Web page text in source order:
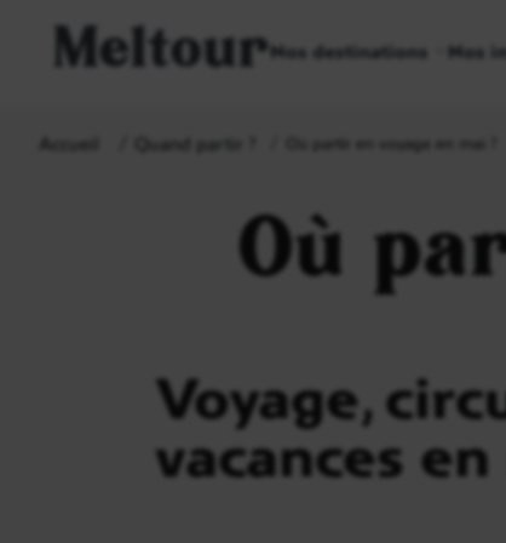
MeltourNos destinations Nos
Accueil Quand partir ? Où partir en voyage en mai ?
Où
Voyage,
vacances